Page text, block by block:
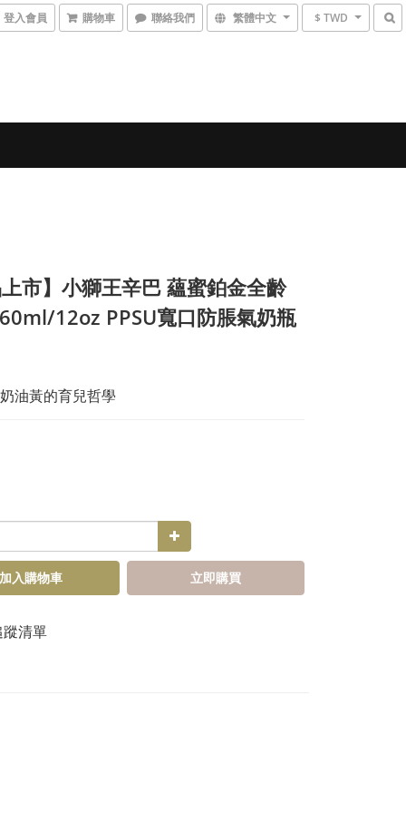
登入會員 購物車 聯絡我們 繁體中文 $ TWD
市】小獅王辛巴 蘊蜜鉑金全齡
12oz PPSU寬口防脹氣奶瓶
油黃的育兒哲學
加入購物車 立即購買
清單